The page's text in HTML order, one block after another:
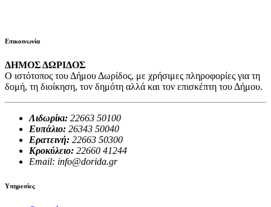
Επικοινωνία
ΔΗΜΟΣ ΔΩΡΙΔΟΣ
Ο ιστότοπος του Δήμου Δωρίδος, με χρήσιμες πληροφορίες για τη
δομή, τη διοίκηση, τον δημότη αλλά και τον επισκέπτη του Δήμου.
Λιδωρίκι: 22663 50100
Ευπάλιο: 26343 50040
Ερατεινή: 22663 50300
Κροκύλειο: 22660 41244
Email: info@dorida.gr
Υπηρεσίες